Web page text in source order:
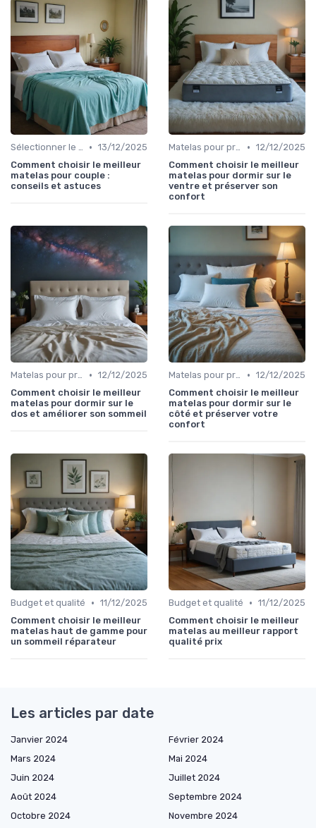
Sélectionner le niveau de fermeté • 13/12/2025
Comment choisir le meilleur
matelas pour couple :
conseils et astuces
Matelas pour problèmes de dos • 12/12/2025
Comment choisir le meilleur
matelas pour dormir sur le
ventre et préserver son
confort
Matelas pour problèmes de dos • 12/12/2025
Comment choisir le meilleur
matelas pour dormir sur le
dos et améliorer son sommeil
Matelas pour problèmes de dos • 12/12/2025
Comment choisir le meilleur
matelas pour dormir sur le
côté et préserver votre
confort
Budget et qualité • 11/12/2025
Comment choisir le meilleur
matelas haut de gamme pour
un sommeil réparateur
Budget et qualité • 11/12/2025
Comment choisir le meilleur
matelas au meilleur rapport
qualité prix
Les articles par date
Janvier 2024
Février 2024
Mars 2024
Mai 2024
Juin 2024
Juillet 2024
Août 2024
Septembre 2024
Octobre 2024
Novembre 2024